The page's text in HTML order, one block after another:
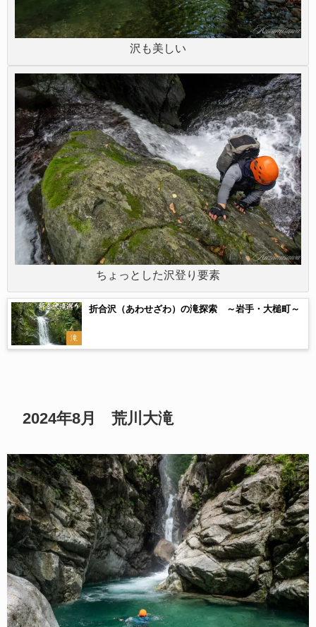
沢も美しい
ちょっとした沢登り要素
滝
折合沢（あわせざわ）の滝探索 ～岩手・大槌町～
2024年8月 荒川大滝